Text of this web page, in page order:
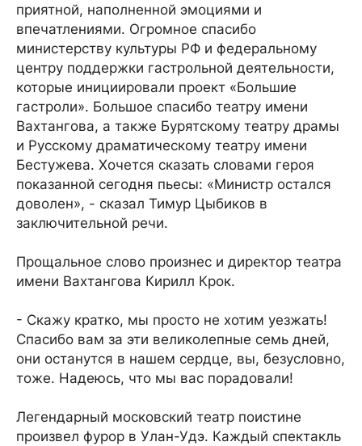
приятной, наполненной эмоциями и
впечатлениями. Огромное спасибо
министерству культуры РФ и федеральному
центру поддержки гастрольной деятельности,
которые инициировали проект «Большие
гастроли». Большое спасибо театру имени
Вахтангова, а также Бурятскому театру драмы
и Русскому драматическому театру имени
Бестужева. Хочется сказать словами героя
показанной сегодня пьесы: «Министр остался
доволен», - сказал Тимур Цыбиков в
заключительной речи.
Прощальное слово произнес и директор театра
имени Вахтангова Кирилл Крок.
- Скажу кратко, мы просто не хотим уезжать!
Спасибо вам за эти великолепные семь дней,
они останутся в нашем сердце, вы, безусловно,
тоже. Надеюсь, что мы вас порадовали!
Легендарный московский театр поистине
произвел фурор в Улан-Удэ. Каждый спектакль